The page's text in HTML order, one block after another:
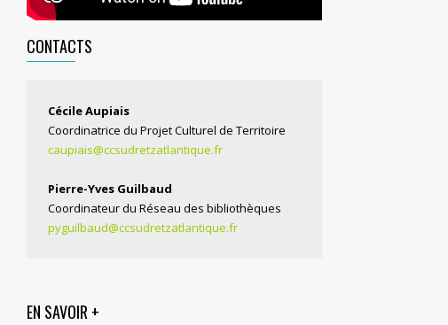
CONTACTS
Cécile Aupiais
Coordinatrice du Projet Culturel de Territoire
caupiais@ccsudretzatlantique.fr
Pierre-Yves Guilbaud
Coordinateur du Réseau des bibliothèques
pyguilbaud@ccsudretzatlantique.fr
EN SAVOIR +